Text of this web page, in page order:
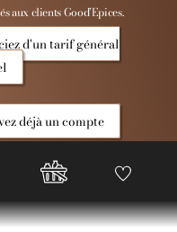
aux clients Good’Epices.
d'un tarif général
déjà un compte
Compte
Good
Favoris